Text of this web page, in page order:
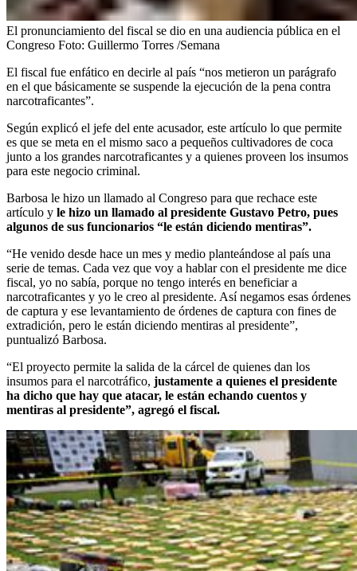
El pronunciamiento del fiscal se dio en una audiencia pública en el
Congreso Foto: Guillermo Torres /Semana
El fiscal fue enfático en decirle al país “nos metieron un parágrafo
en el que básicamente se suspende la ejecución de la pena contra
narcotraficantes”.
Según explicó el jefe del ente acusador, este artículo lo que permite
es que se meta en el mismo saco a pequeños cultivadores de coca
junto a los grandes narcotraficantes y a quienes proveen los insumos
para este negocio criminal.
Barbosa le hizo un llamado al Congreso para que rechace este
artículo y le hizo un llamado al presidente Gustavo Petro, pues
algunos de sus funcionarios “le están diciendo mentiras”.
“He venido desde hace un mes y medio planteándose al país una
serie de temas. Cada vez que voy a hablar con el presidente me dice
fiscal, yo no sabía, porque no tengo interés en beneficiar a
narcotraficantes y yo le creo al presidente. Así negamos esas órdenes
de captura y ese levantamiento de órdenes de captura con fines de
extradición, pero le están diciendo mentiras al presidente”,
puntualizó Barbosa.
“El proyecto permite la salida de la cárcel de quienes dan los
insumos para el narcotráfico, justamente a quienes el presidente
ha dicho que hay que atacar, le están echando cuentos y
mentiras al presidente”, agregó el fiscal.